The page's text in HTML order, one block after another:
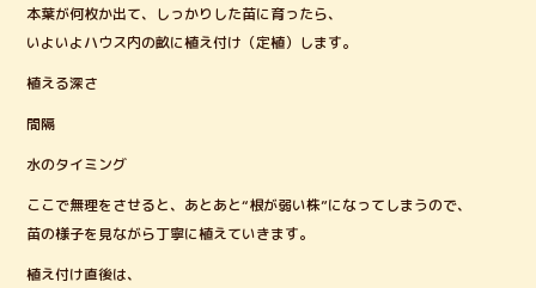
本葉が何枚か出て、しっかりした苗に育ったら、
いよいよハウス内の畝に植え付け（定植）します。
植える深さ
間隔
水のタイミング
ここで無理をさせると、あとあと“根が弱い株”になってしまうので、
苗の様子を見ながら丁寧に植えていきます。
植え付け直後は、